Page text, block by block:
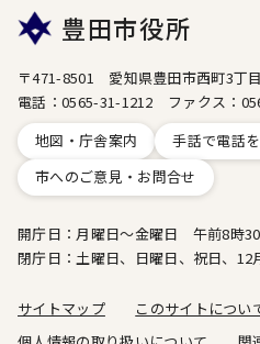
豊田市役所
〒471-8501 愛知県豊田市西町3丁
電話：0565-31-1212 ファクス：
地図・庁舎案内
手話で電話
市へのご意見・お問合せ
開庁日：月曜日～金曜日 午前8時
閉庁日：土曜日、日曜日、祝日、12
サイトマップ
このサイトについ